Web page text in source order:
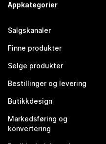
Appkategorier
Salgskanaler
Finne produkter
Selge produkter
Bestillinger og levering
Butikkdesign
Markedsføring og
konvertering